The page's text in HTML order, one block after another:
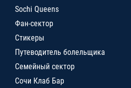
Sochi Queens
Фан-сектор
Стикеры
Путеводитель болельщика
Семейный сектор
Сочи Клаб Бар